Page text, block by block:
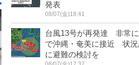
発表
08/07(金)18:41
台風13号が再発達 非常に
で沖縄・奄美に接近 状況
に避難の検討を